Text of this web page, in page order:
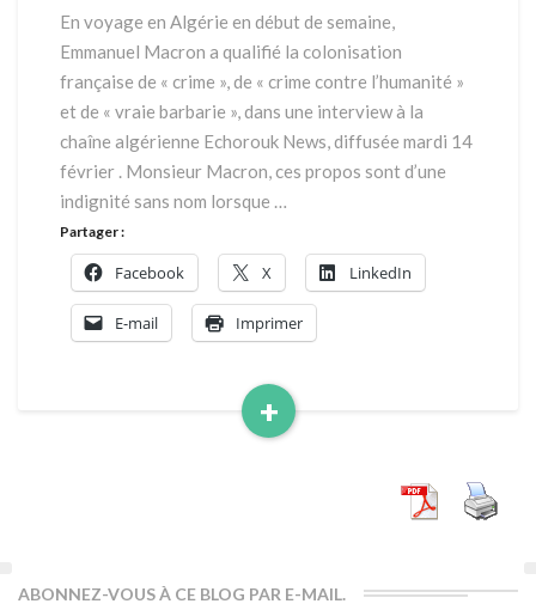
au
service
du
«
buzz
»
médiatique
En voyage en Algérie en début de semaine,
Emmanuel Macron a qualifié la colonisation
française de « crime », de « crime contre l’humanité »
et de « vraie barbarie », dans une interview à la
chaîne algérienne Echorouk News, diffusée mardi 14
février . Monsieur Macron, ces propos sont d’une
indignité sans nom lorsque …
+
Read
Partager :
Facebook X LinkedIn
E-mail Imprimer
ABONNEZ-VOUS À CE BLOG PAR E-MAIL.